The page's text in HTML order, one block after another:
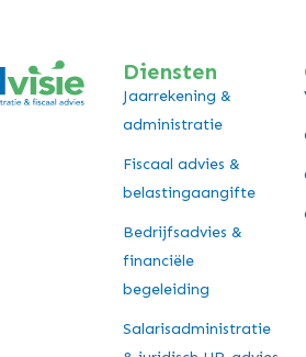
Diensten
Jaarrekening &
administratie
Fiscaal advies &
belastingaangifte
Bedrijfsadvies &
financiële
begeleiding
Salarisadministratie